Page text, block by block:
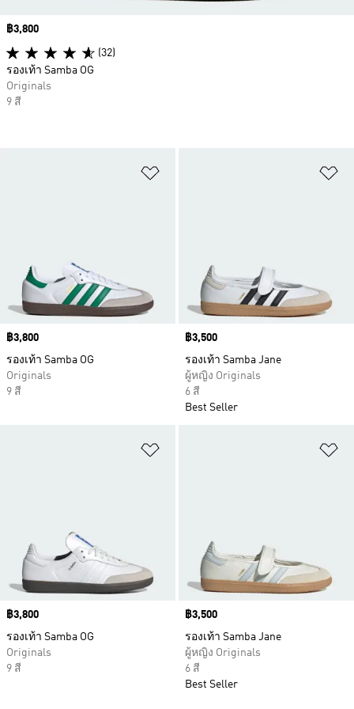
Price
฿3,800
รองเท้า Samba OG
Originals
9 สี
Price
฿3,500
รองเท้า Samba Jane
ผู้หญิง Originals
6 สี
Best Seller
Price
฿3,800
รองเท้า Samba OG
Originals
9 สี
Price
฿3,500
รองเท้า Samba Jane
ผู้หญิง Originals
6 สี
Best Seller
Price
฿3,800
(32)
รองเท้า Samba OG
Originals
9 สี